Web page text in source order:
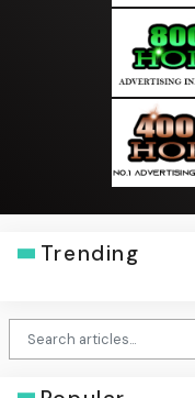
Trending